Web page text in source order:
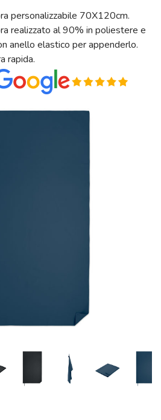
personalizzabile 70X120cm.
realizzato al 90% in poliestere e
anello elastico per appenderlo.
rapida.